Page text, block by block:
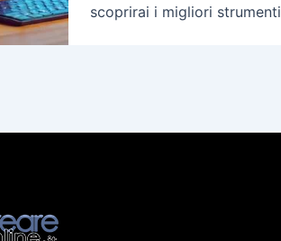
scoprirai i migliori strumenti